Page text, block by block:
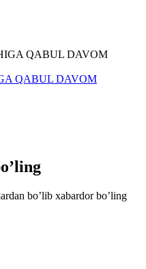
QABUL DAVOM
boʼlib xabardor boʼling